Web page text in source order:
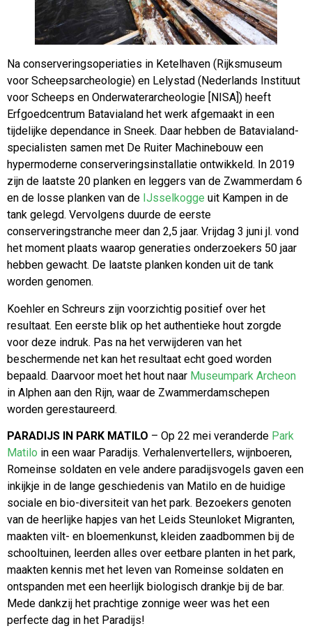
Na conserveringsoperiaties in Ketelhaven (Rijksmuseum
voor Scheepsarcheologie) en Lelystad (Nederlands Instituut
voor Scheeps en Onderwaterarcheologie [NISA]) heeft
Erfgoedcentrum Batavialand het werk afgemaakt in een
tijdelijke dependance in Sneek. Daar hebben de Batavialand-
specialisten samen met De Ruiter Machinebouw een
hypermoderne conserveringsinstallatie ontwikkeld. In 2019
zijn de laatste 20 planken en leggers van de Zwammerdam 6
en de losse planken van de IJsselkogge uit Kampen in de
tank gelegd. Vervolgens duurde de eerste
conserveringstranche meer dan 2,5 jaar. Vrijdag 3 juni jl. vond
het moment plaats waarop generaties onderzoekers 50 jaar
hebben gewacht. De laatste planken konden uit de tank
worden genomen.
Koehler en Schreurs zijn voorzichtig positief over het
resultaat. Een eerste blik op het authentieke hout zorgde
voor deze indruk. Pas na het verwijderen van het
beschermende net kan het resultaat echt goed worden
bepaald. Daarvoor moet het hout naar Museumpark Archeon
in Alphen aan den Rijn, waar de Zwammerdamschepen
worden gerestaureerd.
PARADIJS IN PARK MATILO – Op 22 mei veranderde Park
Matilo in een waar Paradijs. Verhalenvertellers, wijnboeren,
Romeinse soldaten en vele andere paradijsvogels gaven een
inkijkje in de lange geschiedenis van Matilo en de huidige
sociale en bio-diversiteit van het park. Bezoekers genoten
van de heerlijke hapjes van het Leids Steunloket Migranten,
maakten vilt- en bloemenkunst, kleiden zaadbommen bij de
schooltuinen, leerden alles over eetbare planten in het park,
maakten kennis met het leven van Romeinse soldaten en
ontspanden met een heerlijk biologisch drankje bij de bar.
Mede dankzij het prachtige zonnige weer was het een
perfecte dag in het Paradijs!